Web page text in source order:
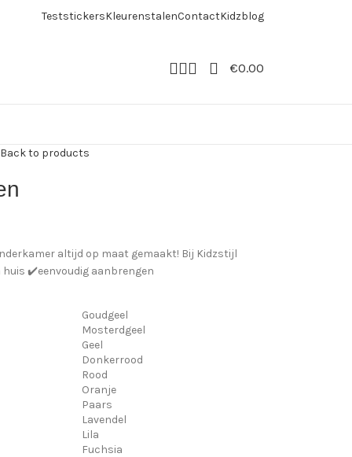
TeststickersKleurenstalenContactKidzblog
€0.00
Back to products
altijd op maat gemaakt! Bij Kidzstijl
✔️eenvoudig aanbrengen
Goudgeel
Mosterdgeel
Geel
Donkerrood
Rood
Oranje
Paars
Lavendel
Lila
Fuchsia